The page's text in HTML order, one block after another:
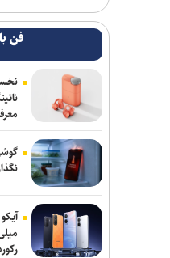
وزارت خارجه
عربستان با واکنشی
آتلانتیک:
حال از بین رفتن
حمله یک شهپاد به
باب‌المندب
فایننشال‌تایمز: توافق
اهداف اولیه ترامپ
انفجار در سوریه/
رویت شدند
فن